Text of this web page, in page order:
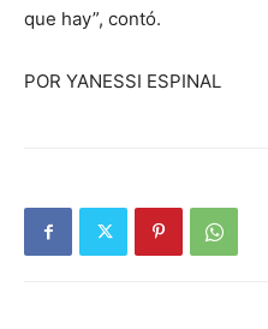
que hay”, contó.
POR YANESSI ESPINAL